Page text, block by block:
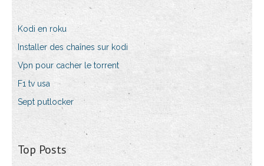
Kodi en roku
Installer des chaînes sur kodi
Vpn pour cacher le torrent
F1 tv usa
Sept putlocker
Top Posts